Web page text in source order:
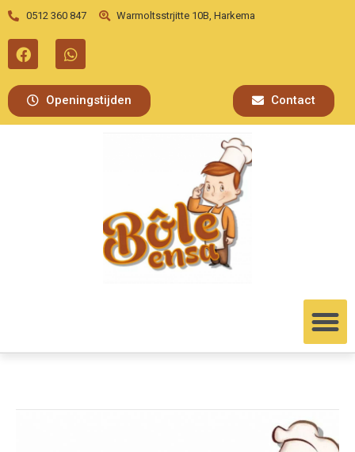
0512 360 847 Warmoltsstrjitte 10B, Harkema
Openingstijden Contact